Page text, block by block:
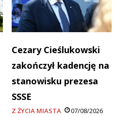
Cezary Cieślukowski
zakończył kadencję na
stanowisku prezesa
SSSE
Z ŻYCIA MIASTA 07/08/2026